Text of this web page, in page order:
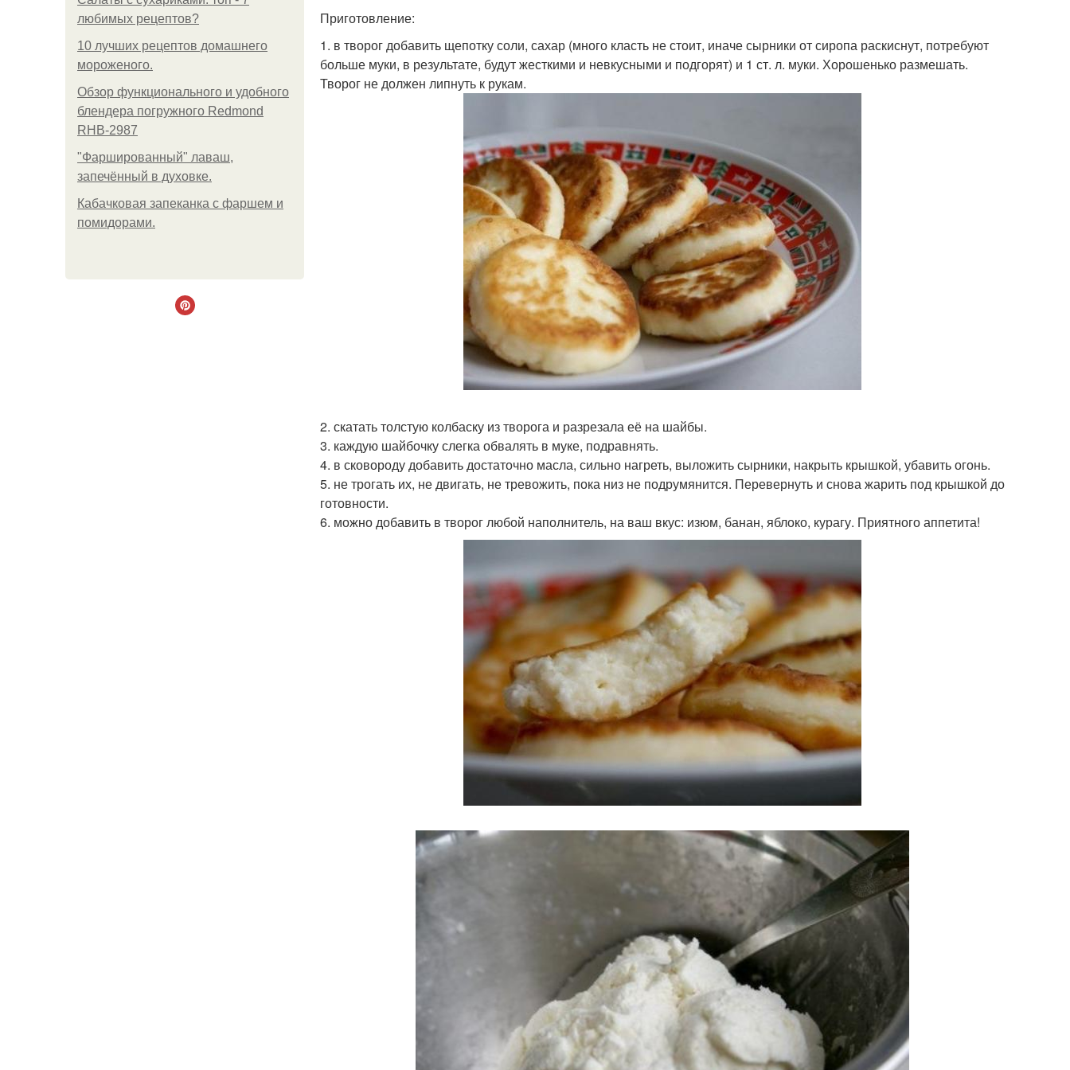
любимых рецептов?
10 лучших рецептов домашнего
мороженого.
Обзор функционального и удобного
блендера погружного Redmond
RHB-2987
"Фаршированный" лаваш,
запечённый в духовке.
Кабачковая запеканка с фаршем и
помидорами.
Приготовление:
1. в творог добавить щепотку соли, сахар (много класть не стоит, иначе сырники от сиропа раскиснут, потребуют
больше муки, в результате, будут жесткими и невкусными и подгорят) и 1 ст. л. муки. Хорошенько размешать.
Творог не должен липнуть к рукам.
2. скатать толстую колбаску из творога и разрезала её на шайбы.
3. каждую шайбочку слегка обвалять в муке, подравнять.
4. в сковороду добавить достаточно масла, сильно нагреть, выложить сырники, накрыть крышкой, убавить огонь.
5. не трогать их, не двигать, не тревожить, пока низ не подрумянится. Перевернуть и снова жарить под крышкой до
готовности.
6. можно добавить в творог любой наполнитель, на ваш вкус: изюм, банан, яблоко, курагу. Приятного аппетита!